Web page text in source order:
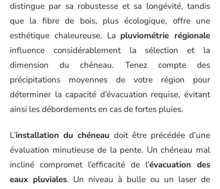
distingue par sa robustesse et sa longévité, tandis
que la fibre de bois, plus écologique, offre une
esthétique chaleureuse. La pluviométrie régionale
influence considérablement la sélection et la
dimension du chéneau. Tenez compte des
précipitations moyennes de votre région pour
déterminer la capacité d’évacuation requise, évitant
ainsi les débordements en cas de fortes pluies.
L’installation du chéneau doit être précédée d’une
évaluation minutieuse de la pente. Un chéneau mal
incliné compromet l’efficacité de l’évacuation des
eaux pluviales. Un niveau à bulle ou un laser de